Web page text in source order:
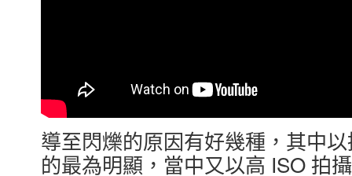
導至閃爍的原因有好幾種，其中
的最為明顯，當中又以高 ISO 拍